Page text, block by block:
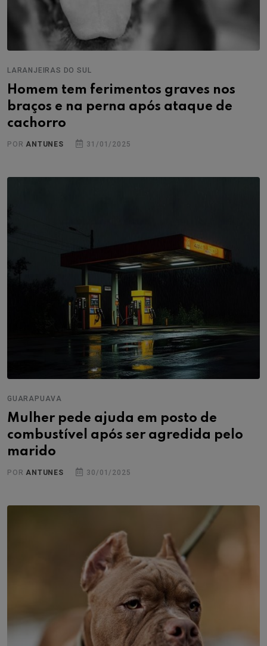
LARANJEIRAS DO SUL
Homem tem ferimentos graves nos
braços e na perna após ataque de
cachorro
POR ANTUNES 31/01/2025
GUARAPUAVA
Mulher pede ajuda em posto de
combustível após ser agredida pelo
marido
PORANTUNES 30/01/2025